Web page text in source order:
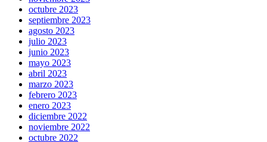
octubre 2023
septiembre 2023
agosto 2023
julio 2023
junio 2023
mayo 2023
abril 2023
marzo 2023
febrero 2023
enero 2023
diciembre 2022
noviembre 2022
octubre 2022